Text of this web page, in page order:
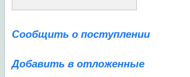
Сообщить о поступлении
Добавить в отложенные